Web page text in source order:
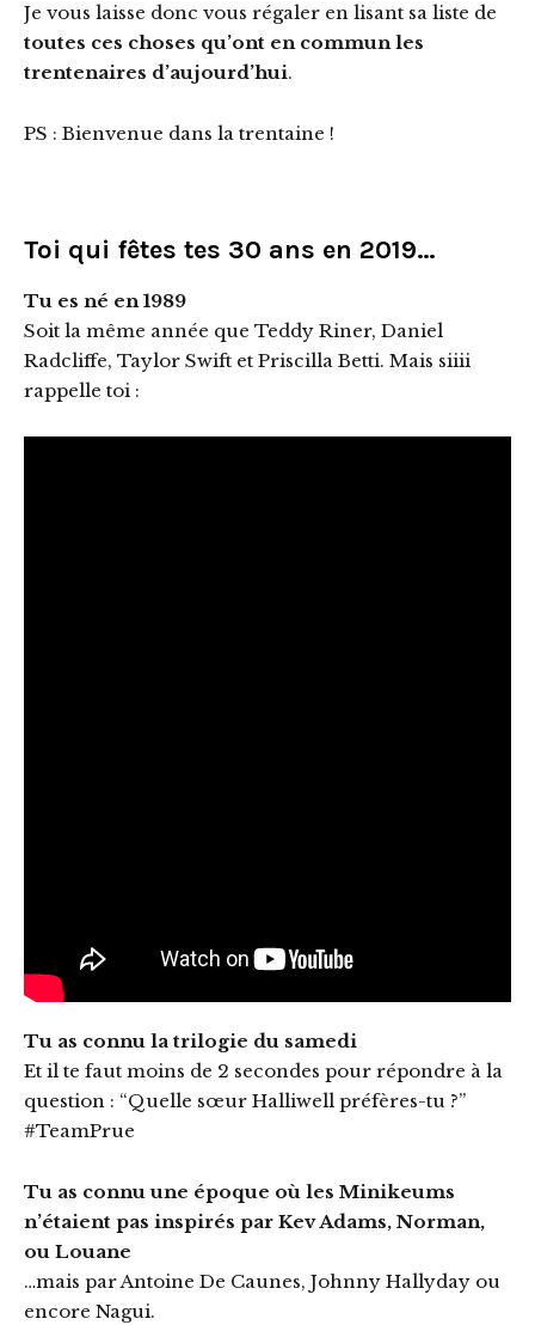
Je vous laisse donc vous régaler en lisant sa liste de
toutes ces choses qu’ont en commun les
trentenaires d’aujourd’hui.
PS : Bienvenue dans la trentaine !
Toi qui fêtes tes 30 ans en 2019…
Tu es né en 1989
Soit la même année que Teddy Riner, Daniel
Radcliffe, Taylor Swift et Priscilla Betti. Mais siiii
rappelle toi :
Tu as connu la trilogie du samedi
Et il te faut moins de 2 secondes pour répondre à la
question : “Quelle sœur Halliwell préfères-tu ?”
#TeamPrue
Tu as connu une époque où les Minikeums
n’étaient pas inspirés par Kev Adams, Norman,
ou Louane
…mais par Antoine De Caunes, Johnny Hallyday ou
encore Nagui.